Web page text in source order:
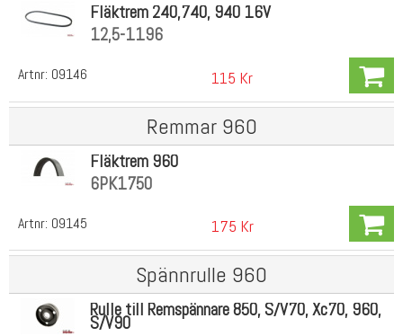
Artnr: 09146
Fläktrem 240,740, 940 16V
12,5-1196
115 Kr
Remmar 960
Artnr: 09145
Fläktrem 960
6PK1750
175 Kr
Spännrulle 960
Rulle till Remspännare 850, S/V70, Xc70, 960,
S/V90